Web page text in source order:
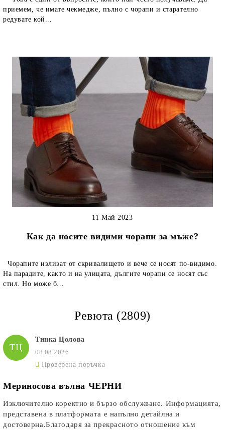
приемем, че имате чекмедже, пълно с чорапи и старателно
редувате кой...
Как да носите видими чорапи за мъже?
11 Май 2023
Чорапите излизат от скривалището и вече се носят по-видимо.
На парадите, както и на улицата, дългите чорапи се носят със
стил. Но може б...
Ревюта (2809)
ТЦ
Тинка Цолова
08.08.2026
Проверена поръчка
Мериносова вълна ЧЕРНИ
Изключително коректно и бързо обслужване. Информацията,
представена в платформата е напълно детайлна и
достоверна.Благодаря за прекрасното отношение към